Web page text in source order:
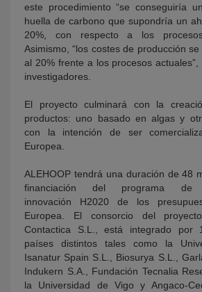
este procedimiento “se conseguiría
huella de carbono que supondría un
20%, con respecto a los procesos
Asimismo, “los costes de producción
al 20% frente a los procesos
investigadores.
El proyecto culminará con la
productos: uno basado en algas y
con la intención de ser
Europea.
ALEHOOP tendrá una duración de 48
financiación del programa de
innovación H2020 de los
Europea. El consorcio del
Contactica S.L., está integrado por
países distintos tales como la
Isanatur Spain S.L., Biosurya S.L.,
Indukern S.A., Fundación Tecnalia
la Universidad de Vigo y Angaco-